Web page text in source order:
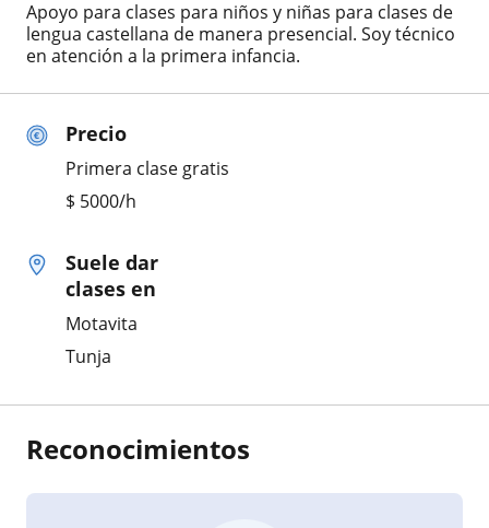
Precio
Primera clase gratis
$ 5000/h
Suele dar
clases en
Motavita
Tunja
Apoyo para clases para niños y niñas para clases de
lengua castellana de manera presencial. Soy técnico
en atención a la primera infancia.
Reconocimientos